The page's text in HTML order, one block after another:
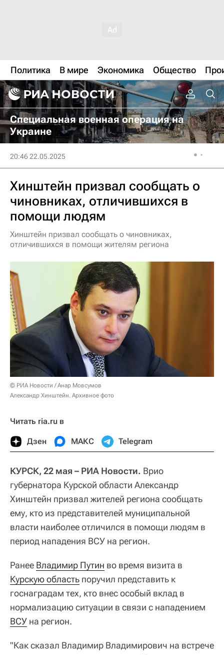
Политика В мире Экономика Общество
Специальная военная операция на
Украине
20:46 22.05.2025
Хинштейн призвал сообщать о
чиновниках, отличившихся в
помощи людям
Хинштейн призвал сообщать о чиновниках,
отличившихся в помощи жителям региона
© РИА Новости / Анар Мовсумов
Александр Хинштейн. Архивное фото
Читать ria.ru в
Дзен МАКС Telegram
КУРСК, 22 мая – РИА Новости. Врио
губернатора Курской области Александр
Хинштейн призвал жителей региона сообщать
ему, кто из представителей муниципальной
власти наиболее отличился в помощи людям в
период нападения ВСУ на регион.
Ранее Владимир Путин во время визита в
Курскую область поручил представить к
госнаградам тех, кто внес особый вклад в
нормализацию ситуации в связи с нападением
ВСУ на регион.
"Как сказал Владимир Владимирович на встрече